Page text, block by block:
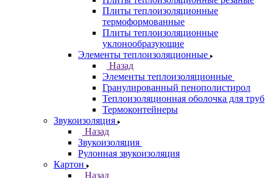
Плиты теплоизоляционные
термоформованные
Плиты теплоизоляционные
уклонообразующие
Элементы теплоизоляционные
Назад
Элементы теплоизоляционные
Гранулированный пенополистирол
Теплоизоляционная оболочка для труб
Термоконтейнеры
Звукоизоляция
Назад
Звукоизоляция
Рулонная звукоизоляция
Картон
Назад